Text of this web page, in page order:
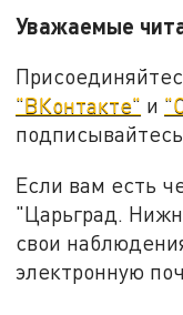
Уважаемые
"ВКонтакте" и
Если вам есть
"Царьград.
свои
электронную